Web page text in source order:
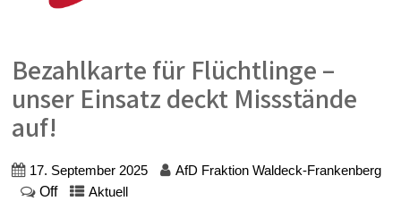
Bezahlkarte für Flüchtlinge –
unser Einsatz deckt Missstände
auf!
17. September 2025 AfD Fraktion Waldeck-Frankenberg
Off Aktuell